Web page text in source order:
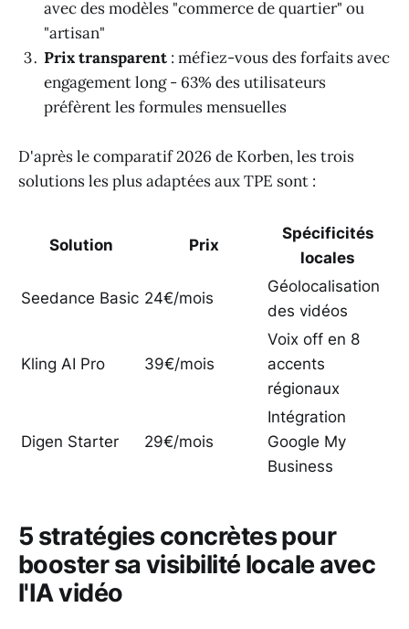
avec des modèles "commerce de quartier" ou
"artisan"
Prix transparent : méfiez-vous des forfaits avec
engagement long - 63% des utilisateurs
préfèrent les formules mensuelles
D'après le comparatif 2026 de Korben, les trois
solutions les plus adaptées aux TPE sont :
Solution Prix
Spécificités
locales
Seedance Basic 24€/mois
Géolocalisation
des vidéos
Kling AI Pro 39€/mois
Voix off en 8
accents
régionaux
Digen Starter 29€/mois
Intégration
Google My
Business
5 stratégies concrètes pour
booster sa visibilité locale avec
l'IA vidéo